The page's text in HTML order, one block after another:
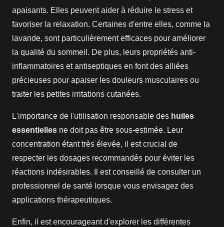
apaisants. Elles peuvent aider à réduire le stress et
favoriser la relaxation. Certaines d'entre elles, comme la
lavande, sont particulièrement efficaces pour améliorer
la qualité du sommeil. De plus, leurs propriétés anti-
inflammatoires et antiseptiques en font des alliées
précieuses pour apaiser les douleurs musculaires ou
traiter les petites irritations cutanées.
L'importance de l'utilisation responsable des huiles
essentielles ne doit pas être sous-estimée. Leur
concentration étant très élevée, il est crucial de
respecter les dosages recommandés pour éviter les
réactions indésirables. Il est conseillé de consulter un
professionnel de santé lorsque vous envisagez des
applications thérapeutiques.
Enfin, il est encourageant d'explorer les différentes